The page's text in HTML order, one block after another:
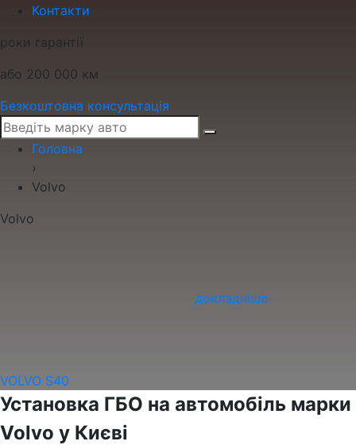
Контакти
роки гарантії
або 200 000 км
Безкоштовна консультація
Головна
›
Volvo
Volvo
докладніше
VOLVO S40
Установка ГБО на автомобіль марки
Volvo у Києві